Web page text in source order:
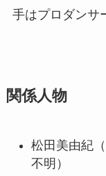
手はプロダンサ
関係人物
松田美由紀
不明）